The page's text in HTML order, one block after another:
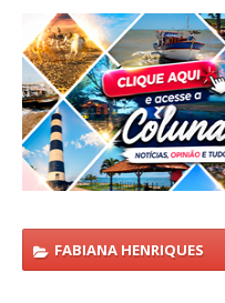
FABIANA HENRIQUES